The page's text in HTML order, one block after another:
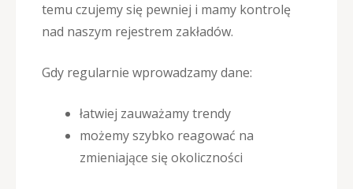
temu czujemy się pewniej i mamy kontrolę
nad naszym rejestrem zakładów.
Gdy regularnie wprowadzamy dane:
łatwiej zauważamy trendy
możemy szybko reagować na
zmieniające się okoliczności